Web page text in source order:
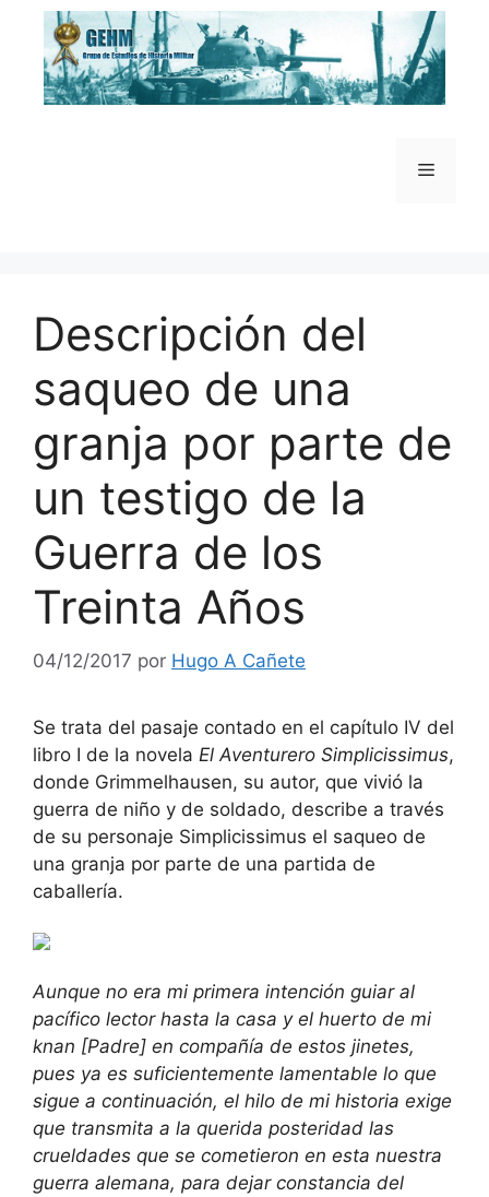
Saltar
contenido
Menú
Descripción del
saqueo de una
granja por parte de
un testigo de la
Guerra de los
Treinta Años
04/12/2017 por Hugo A Cañete
Se trata del pasaje contado en el capítulo IV del
libro I de la novela El Aventurero Simplicissimus,
donde Grimmelhausen, su autor, que vivió la
guerra de niño y de soldado, describe a través
de su personaje Simplicissimus el saqueo de
una granja por parte de una partida de
caballería.
Aunque no era mi primera intención guiar al
pacífico lector hasta la casa y el huerto de mi
knan [Padre] en compañía de estos jinetes,
pues ya es suficientemente lamentable lo que
sigue a continuación, el hilo de mi historia exige
que transmita a la querida posteridad las
crueldades que se cometieron en esta nuestra
guerra alemana, para dejar constancia del